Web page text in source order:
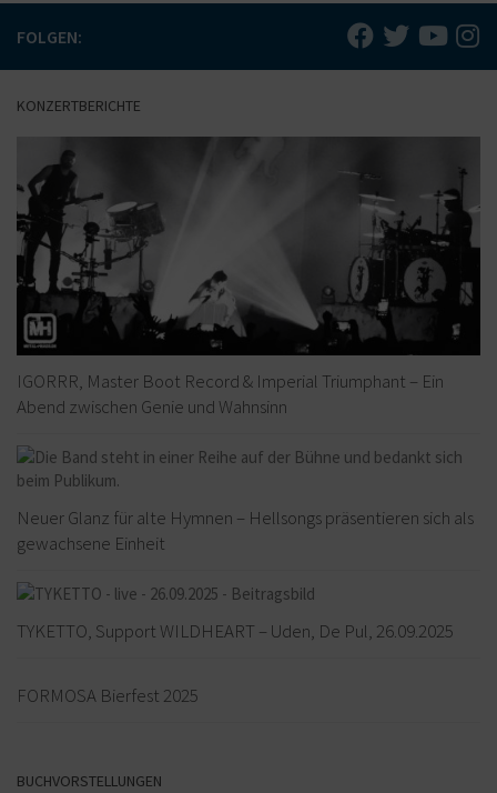
FOLGEN:
KONZERTBERICHTE
IGORRR, Master Boot Record & Imperial Triumphant – Ein
Abend zwischen Genie und Wahnsinn
Neuer Glanz für alte Hymnen – Hellsongs präsentieren sich als
gewachsene Einheit
TYKETTO, Support WILDHEART – Uden, De Pul, 26.09.2025
FORMOSA Bierfest 2025
BUCHVORSTELLUNGEN